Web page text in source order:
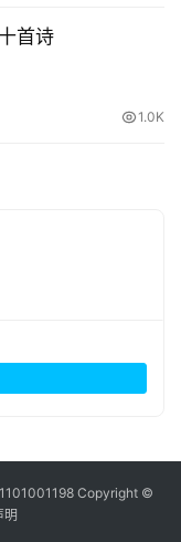
首诗
1.0K
Copyright ©
明